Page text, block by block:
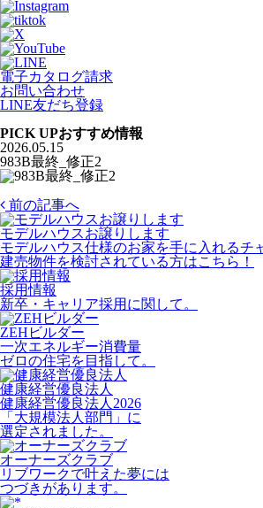
電子カタログ請求
お問い合わせ
LINE友だち登録
PICK UPおすすめ情報
2026.05.15
983B最終_修正2
前の記事へ
モデルハウスお譲りします
モデルハウス仕様のお家を手に入れるチ
建売物件を検討されている方はこちら！
採用情報
新卒・キャリア採用に関して。
ZEHビルダー
一次エネルギー消費量
ゼロの住宅を目指して。
健康経営優良法人
健康経営優良法人2026
「大規模法人部門」に
選定されました。
オーナーズクラブ
リブワークで叶えた夢には
つづきがあります。